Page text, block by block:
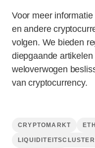
Voor meer
en andere
volgen. We bieden
diepgaande
weloverwogen
van cryptocurrency.
CRYPTOMARKT